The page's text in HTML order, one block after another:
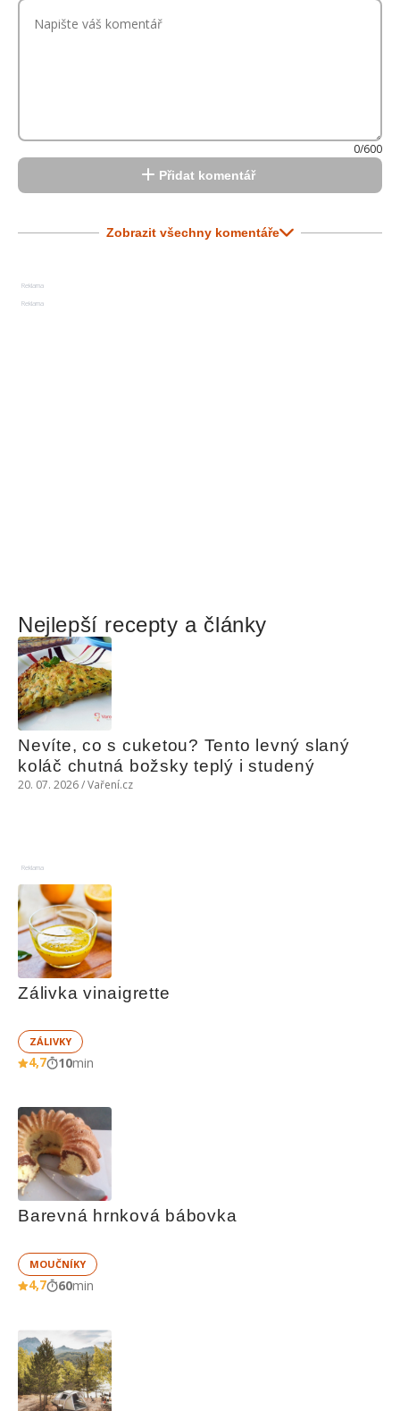
0/600
Přidat komentář
Zobrazit všechny komentáře
Reklama
Reklama
Nejlepší recepty a články
Nevíte, co s cuketou? Tento levný slaný
koláč chutná božsky teplý i studený
20. 07. 2026 / Vaření.cz
Reklama
Zálivka vinaigrette
ZÁLIVKY
4,7 10min
Barevná hrnková bábovka
MOUČNÍKY
4,7 60min